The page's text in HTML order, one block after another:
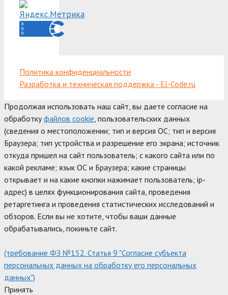
Политика конфиденциальности
Разработка и техническая поддержка - El-Code.ru
Продолжая использовать наш сайт, вы даете согласие на
обработкуфайлов cookie , пользовательских данных
(сведения о местоположении; тип и версия ОС; тип и версия
Браузера; тип устройства и разрешение его экрана; источник
откуда пришел на сайт пользователь; с какого сайта или по
какой рекламе; язык ОС и Браузера; какие страницы
открывает и на какие кнопки нажимает пользователь; ip-
адрес) в целях функционирования сайта, проведения
ретаргетинга и проведения статистических исследований и
обзоров. Если вы не хотите, чтобы ваши данные
обрабатывались, покиньте сайт.
(требование ФЗ №152. Статья 9 "Согласие субъекта
персональных данных на обработку его персональных
данных")
Принять